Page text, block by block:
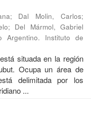
; Dal Molin, Carlos;
; Del Mármol, Gabriel
Argentino. Instituto de
situada en la región
Ocupa un área de
delimitada por los
...